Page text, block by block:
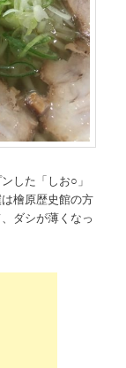
した「しお○」
檜原歴史館の方
ダシが薄くなっ